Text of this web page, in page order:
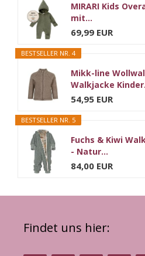
MIRARI Kids
mit...
69,99 EUR
BESTSELLER NR. 4
Mikk-line
Walkjacke
54,95 EUR
BESTSELLER NR. 5
Fuchs & Kiwi
- Natur...
84,00 EUR
Findet uns hier: